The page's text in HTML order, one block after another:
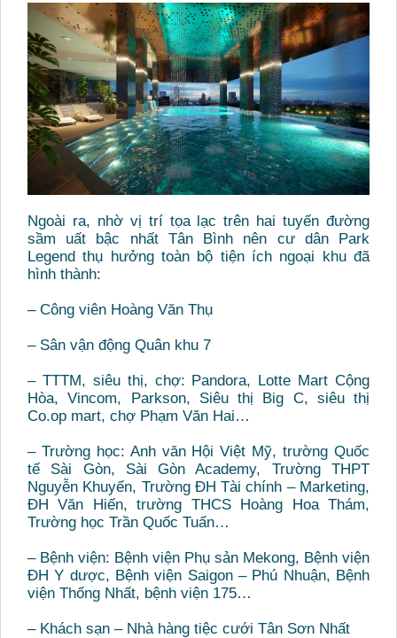
Ngoài ra, nhờ vị trí tọa lạc trên hai tuyến đường
sầm uất bậc nhất Tân Bình nên cư dân Park
Legend thụ hưởng toàn bộ tiện ích ngoại khu đã
hình thành:
– Công viên Hoàng Văn Thụ
– Sân vận động Quân khu 7
– TTTM, siêu thị, chợ: Pandora, Lotte Mart Cộng
Hòa, Vincom, Parkson, Siêu thị Big C, siêu thị
Co.op mart, chợ Phạm Văn Hai…
– Trường học: Anh văn Hội Việt Mỹ, trường Quốc
tế Sài Gòn, Sài Gòn Academy, Trường THPT
Nguyễn Khuyến, Trường ĐH Tài chính – Marketing,
ĐH Văn Hiến, trường THCS Hoàng Hoa Thám,
Trường học Trần Quốc Tuấn…
– Bệnh viện: Bệnh viện Phụ sản Mekong, Bệnh viện
ĐH Y dược, Bệnh viện Saigon – Phú Nhuận, Bệnh
viện Thống Nhất, bệnh viện 175…
– Khách sạn – Nhà hàng tiệc cưới Tân Sơn Nhất